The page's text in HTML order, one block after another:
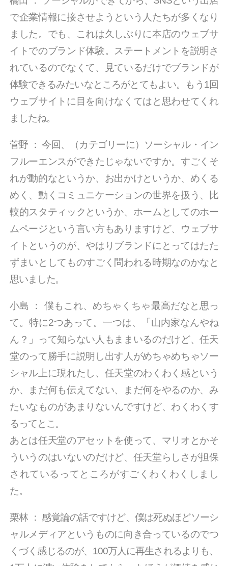
で企業情報に接させようという人たちが多くなり
ました。でも、これは久しぶりに本店のウェブサ
イトでのブランド体験。ステートメントを説明さ
れているのでなくて、見ているだけでブランドが
体験できるみたいなところがとてもよい。もう1回
ウェブサイトに目を向けなくてはと思わせてくれ
ましたね。
菅野 ：今回、（カテゴリーに）ソーシャル・イン
フルーエンスができたじゃないですか。すごくそ
れが動的なというか、お出かけというか、めくる
めく、動くコミュニケーションの世界を扱う、比
較的スタティックというか、ホームとしてのホー
ムページという言い方もありますけど、ウェブサ
イトというのが、やはりブランドにとってはたた
ずまいとしてものすごく問われる時期なのかなと
思いました。
小島 ： 僕もこれ、めちゃくちゃ最高だなと思っ
て。特に2つあって。一つは、「山内家なんやね
ん？」って知らない人もままいるのだけど、任天
堂のって勝手に説明し出す人がめちゃめちゃソー
シャル上に現れたし、任天堂のわくわく感という
か、まだ何も伝えてない、まだ何をやるのか、み
たいなものがあまりないんですけど、わくわくす
るってとこ。
あとは任天堂のアセットを使って、マリオとかそ
ういうのはいないのだけど、任天堂らしさが担保
されているってところがすごくわくわくしまし
た。
栗林 ： 感覚論の話ですけど、僕は死ぬほどソーシ
ャルメディアというものに向き合っているのでつ
くづく感じるのが、100万人に再生されるよりも、